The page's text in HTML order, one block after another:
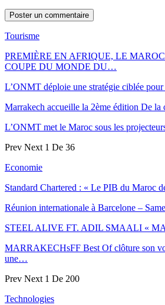
Tourisme
PREMIÈRE EN AFRIQUE, LE
COUPE DU MONDE DU…
L’ONMT déploie une stratégie ciblée
Marrakech accueille la 2ème édition De
L’ONMT met le Maroc sous les
Prev Next 1 De 36
Economie
Standard Chartered : « Le PIB du Maroc
Réunion internationale à Barcelone –
STEEL ALIVE FT. ADIL SMAALI «
MARRAKECHsFF Best Of clôture son
une…
Prev Next 1 De 200
Technologies